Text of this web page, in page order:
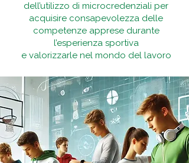
dell’utilizzo di microcredenziali per
acquisire consapevolezza delle
competenze apprese durante
l’esperienza sportiva
e valorizzarle nel mondo del lavoro